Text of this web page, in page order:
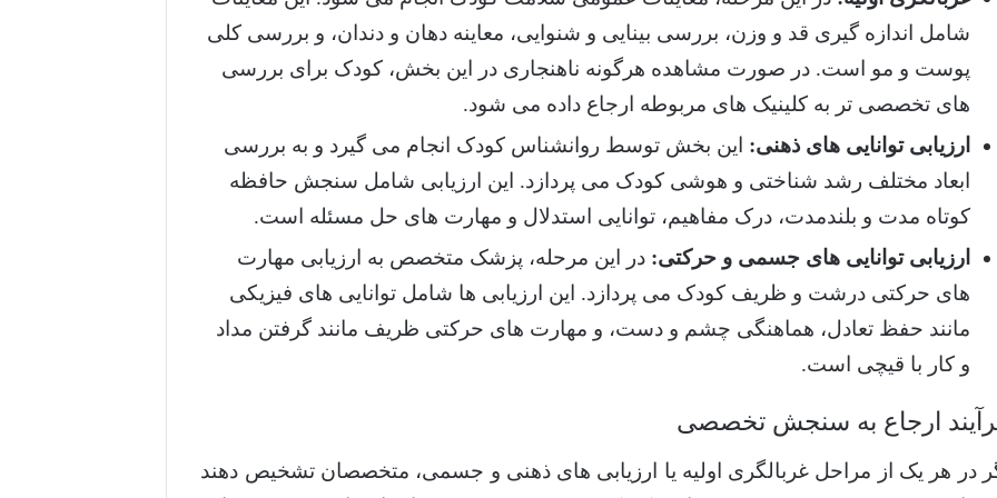
شامل اندازه گیری قد و وزن، بررسی بینایی و شنوایی، معاینه دهان و دندان، و بررسی کلی
پوست و مو است. در صورت مشاهده هرگونه ناهنجاری در این بخش، کودک برای بررسی
های تخصصی تر به کلینیک های مربوطه ارجاع داده می شود.
ارزیابی توانایی های ذهنی: این بخش توسط روانشناس کودک انجام می گیرد و به بررسی
ابعاد مختلف رشد شناختی و هوشی کودک می پردازد. این ارزیابی شامل سنجش حافظه
کوتاه مدت و بلندمدت، درک مفاهیم، توانایی استدلال و مهارت های حل مسئله است.
ارزیابی توانایی های جسمی و حرکتی: در این مرحله، پزشک متخصص به ارزیابی مهارت
های حرکتی درشت و ظریف کودک می پردازد. این ارزیابی ها شامل توانایی های فیزیکی
مانند حفظ تعادل، هماهنگی چشم و دست، و مهارت های حرکتی ظریف مانند گرفتن مداد
و کار با قیچی است.
ارجاع به سنجش تخصصی
در هر یک از مراحل غربالگری اولیه یا ارزیابی های ذهنی و جسمی، متخصصان تشخیص دهند